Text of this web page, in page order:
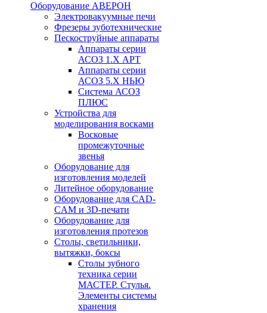
Оборудование АВЕРОН
Электровакуумные печи
Фрезеры зуботехнические
Пескоструйные аппараты
Аппараты серии
АСОЗ 1.Х АРТ
Аппараты серии
АСОЗ 5.Х НЬЮ
Система АСОЗ
ПЛЮС
Устройства для
моделирования восками
Восковые
промежуточные
звенья
Оборудование для
изготовления моделей
Литейное оборудование
Оборудование для CAD-
CAM и 3D-печати
Оборудование для
изготовления протезов
Cтолы, светильники,
вытяжки, боксы
Столы зубного
техника серии
МАСТЕР. Стулья.
Элементы системы
хранения